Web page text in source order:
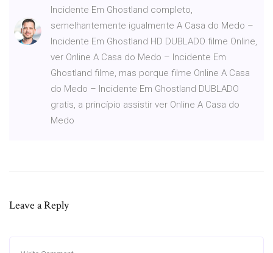
Incidente Em Ghostland completo,
semelhantemente igualmente A Casa do Medo –
Incidente Em Ghostland HD DUBLADO filme Online,
ver Online A Casa do Medo – Incidente Em
Ghostland filme, mas porque filme Online A Casa
do Medo – Incidente Em Ghostland DUBLADO
gratis, a princípio assistir ver Online A Casa do
Medo
Leave a Reply